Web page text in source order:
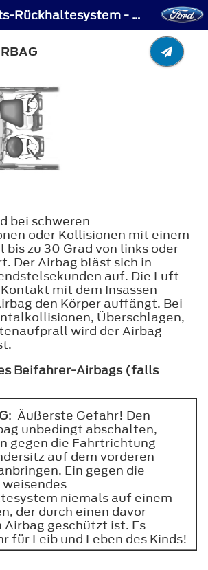
Sicherheits-Rückhaltesystem - Beifahrer-Airbag
bei schweren
oder Kollisionen mit einem
zu 30 Grad von links oder
Der Airbag bläst sich in
auf. Die Luft
mit dem Insassen
den Körper auffängt. Bei
Überschlagen,
wird der Airbag
Beifahrer-Airbags (falls
: Äußerste Gefahr! Den
unbedingt abschalten,
gegen die Fahrtrichtung
auf dem vorderen
Ein gegen die
niemals auf einem
der durch einen davor
geschützt ist. Es
für Leib und Leben des Kinds!